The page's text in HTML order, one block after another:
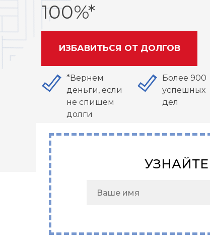
ИЗБАВИТЬСЯ ОТ ДОЛГОВ
100%*
*Вернем
деньги, если
не спишем
долги
Более 900
успешных
дел